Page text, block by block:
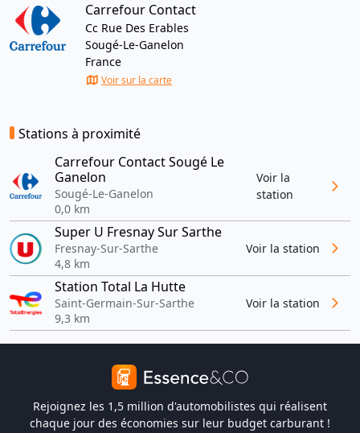
Carrefour Contact
Cc Rue Des Erables
Sougé-Le-Ganelon
France
Voir sur la carte
Stations à proximité
Carrefour Contact Sougé Le
Ganelon
Sougé-Le-Ganelon
0,0 km
Voir la
station
Super U Fresnay Sur Sarthe
Fresnay-Sur-Sarthe
4,8 km
Voir la station
Station Total La Hutte
Saint-Germain-Sur-Sarthe
9,3 km
Voir la station
Rejoignez les 1,5 million d'automobilistes qui réalisent
chaque jour des économies sur leur budget carburant !